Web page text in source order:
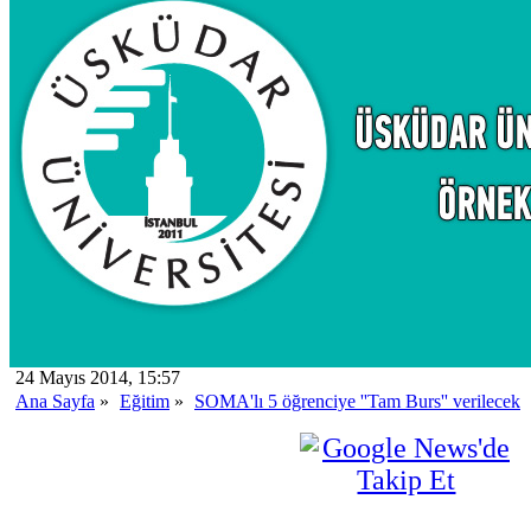
24 Mayıs 2014, 15:57
Ana Sayfa » Eğitim » SOMA'lı 5 öğrenciye ''Tam Burs'' verilecek